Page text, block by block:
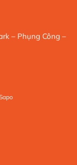
– Phụng Công –